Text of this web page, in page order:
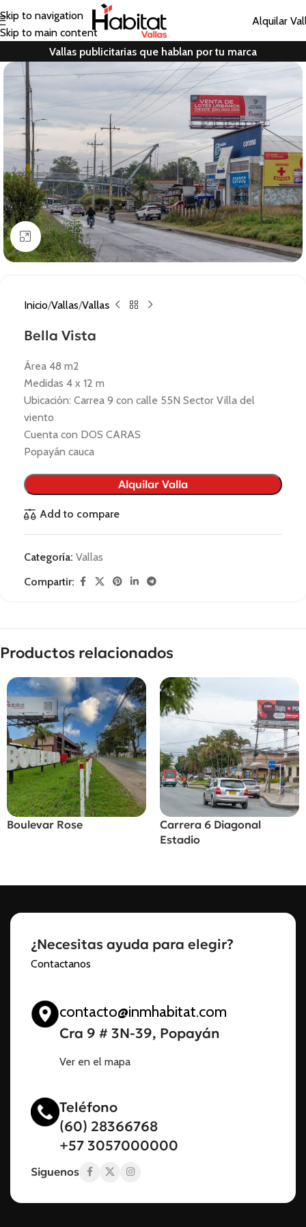
Skip to navigation
Skip to main content
Alquilar
Vallas publicitarias que hablan por tu marca
Clic para ampliar
Inicio Vallas Vallas
Bella Vista
Área 48 m2
Medidas 4 x 12 m
Ubicación: Carrea 9 con calle 55N Sector Villa del
viento
Cuenta con DOS CARAS
Popayán cauca
Alquilar Valla
Add to compare
Categoría: Vallas
Compartir:
Productos relacionados
Boulevar Rose
Carrera 6 Diagonal
Estadio
¿Necesitas ayuda para elegir?
Contactanos
contacto@inmhabitat.com
Cra 9 # 3N-39, Popayán
Ver en el mapa
Teléfono
(60) 28366768
+57 3057000000
Siguenos